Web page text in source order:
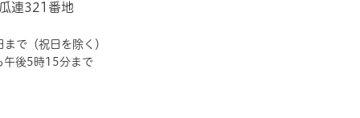
連321番地
で（祝日を除く）
午後5時15分まで